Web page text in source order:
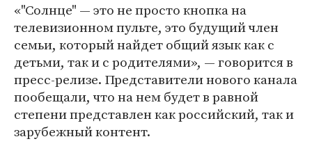
«"Солнце" — это не просто кнопка на
телевизионном пульте, это будущий член
семьи, который найдет общий язык как с
детьми, так и с родителями», — говорится в
пресс-релизе. Представители нового канала
пообещали, что на нем будет в равной
степени представлен как российский, так и
зарубежный контент.